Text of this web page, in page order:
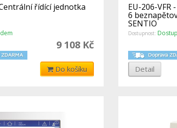
řídící jednotka
9 108 Kč
Do košíku
EU-206-VFR
6
SENTIO
Dostupnost:
Detail